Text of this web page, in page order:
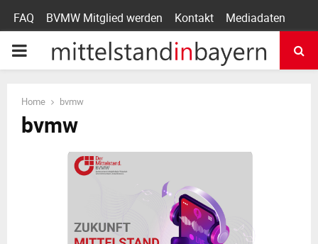
FAQ BVMW Mitglied werden Kontakt Mediadaten
P
Home bvmw
bvmw